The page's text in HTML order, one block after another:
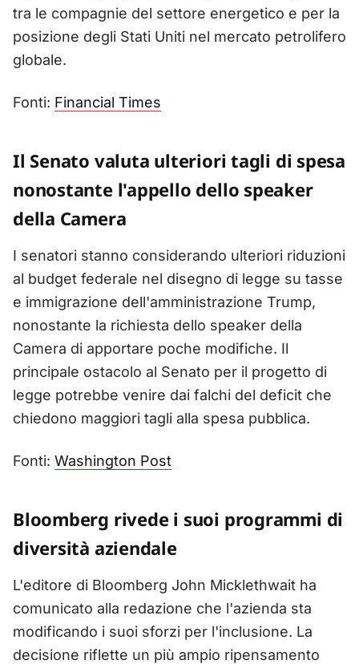
tra le compagnie del settore energetico e per la
posizione degli Stati Uniti nel mercato petrolifero
globale.
Fonti: Financial Times
Il Senato valuta ulteriori tagli di spesa
nonostante l'appello dello speaker
della Camera
I senatori stanno considerando ulteriori riduzioni
al budget federale nel disegno di legge su tasse
e immigrazione dell'amministrazione Trump,
nonostante la richiesta dello speaker della
Camera di apportare poche modifiche. Il
principale ostacolo al Senato per il progetto di
legge potrebbe venire dai falchi del deficit che
chiedono maggiori tagli alla spesa pubblica.
Fonti: Washington Post
Bloomberg rivede i suoi programmi di
diversità aziendale
L'editore di Bloomberg John Micklethwait ha
comunicato alla redazione che l'azienda sta
modificando i suoi sforzi per l'inclusione. La
decisione riflette un più ampio ripensamento